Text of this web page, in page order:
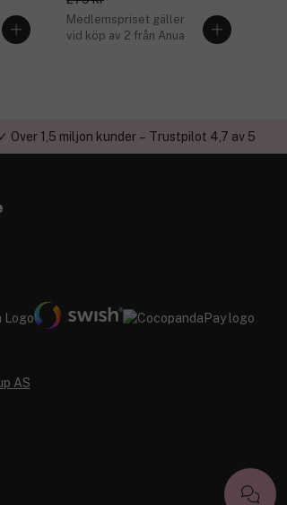
Medlemspriset gäller
vid köp av 2 från Anua
✓ Över 1,5 miljon kunder – Trustpilot 4,7 av 5
AS